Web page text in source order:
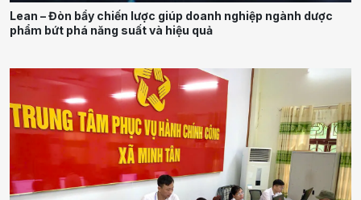
Lean – Đòn bẩy chiến lược giúp doanh nghiệp ngành dược
phẩm bứt phá năng suất và hiệu quả